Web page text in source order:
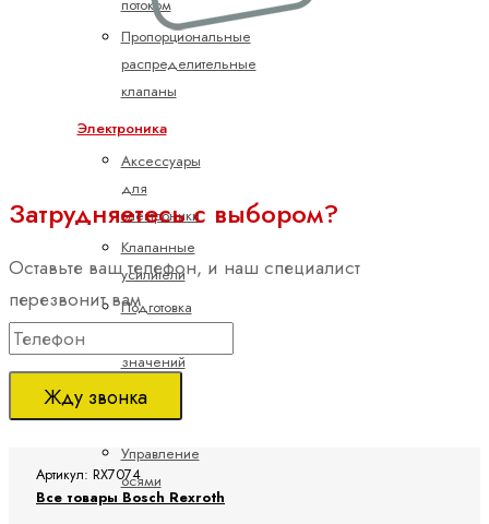
Пропорциональные
распределительные
клапаны
Электроника
Аксессуары
для
электроники
Клапанные
усилители
Подготовка
значений
Управление
насосами
Управление
осями
Затрудняетесь с выбором?
Оставьте ваш телефон, и наш специалист
перезвонит вам
Жду звонка
Артикул: RX7074
Все товары Bosch Rexroth